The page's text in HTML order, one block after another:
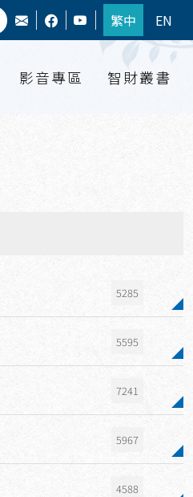
繁中 EN
影音專區 智財叢書
5285
5595
7241
5967
4588